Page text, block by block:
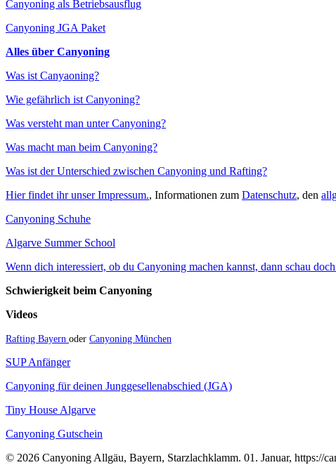
Canyoning als Betriebsausflug
Canyoning JGA Paket
Alles über Canyoning
Was ist Canyaoning?
Wie gefährlich ist Canyoning?
Was versteht man unter Canyoning?
Was macht man beim Canyoning?
Was ist der Unterschied zwischen Canyoning und Rafting?
Hier findet ihr unser Impressum., Informationen zum Datenschutz, den
Canyoning Schuhe
Algarve Summer School
Wenn dich interessiert, ob du Canyoning machen kannst, dann schau
Schwierigkeit beim Canyoning
Videos
Rafting Bayern oder Canyoning München
SUP Anfänger
Canyoning für deinen Junggesellenabschied (JGA)
Tiny House Algarve
Canyoning Gutschein
© 2026 Canyoning Allgäu, Bayern, Starzlachklamm. 01. Januar, https://